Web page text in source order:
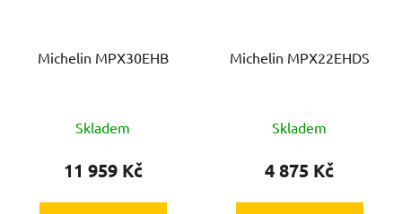
Michelin MPX30EHB
Skladem
11 959 Kč
Michelin MPX22EHDS
Skladem
4 875 Kč